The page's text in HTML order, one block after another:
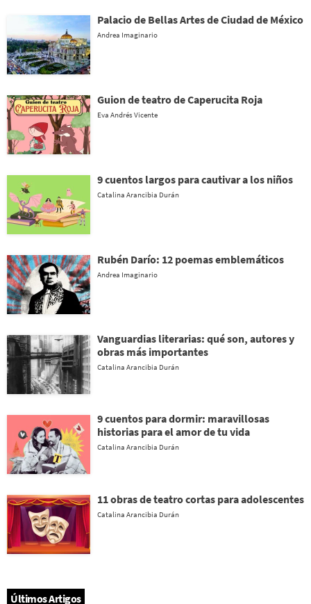
Palacio de Bellas Artes de Ciudad de México
Andrea Imaginario
Guion de teatro de Caperucita Roja
Eva Andrés Vicente
9 cuentos largos para cautivar a los niños
Catalina Arancibia Durán
Rubén Darío: 12 poemas emblemáticos
Andrea Imaginario
Vanguardias literarias: qué son, autores y
obras más importantes
Catalina Arancibia Durán
9 cuentos para dormir: maravillosas
historias para el amor de tu vida
Catalina Arancibia Durán
11 obras de teatro cortas para adolescentes
Catalina Arancibia Durán
Últimos Artigos